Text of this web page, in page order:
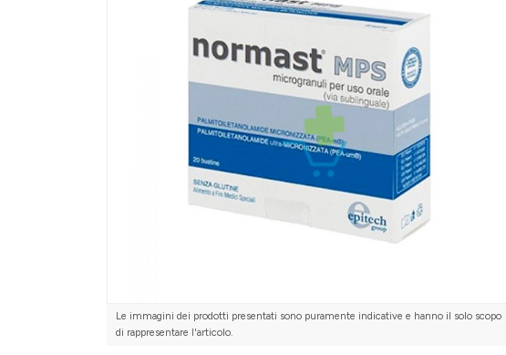
Le immagini dei prodotti presentati sono puramente indicative e hanno il solo scopo
di rappresentare l'articolo.